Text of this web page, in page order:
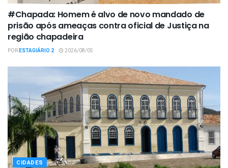
#Chapada: Homem é alvo de novo mandado de
prisão após ameaças contra oficial de Justiça na
região chapadeira
PORESTAGIÁRIO 2 2026/08/05
CIDADES